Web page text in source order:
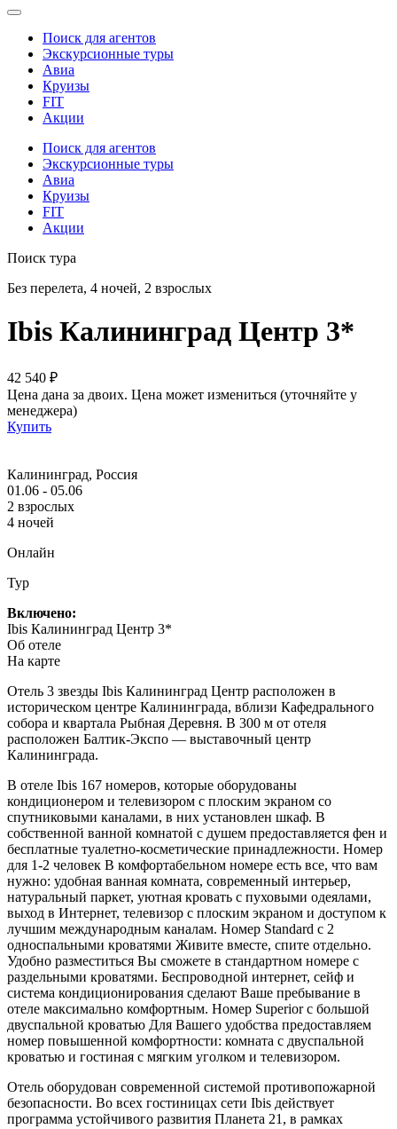
Поиск для агентов
Экскурсионные туры
Авиа
Круизы
FIT
Акции
Поиск для агентов
Экскурсионные туры
Авиа
Круизы
FIT
Акции
Поиск тура
Без перелета, 4 ночей, 2 взрослых
Ibis Калининград Центр 3*
42 540 ₽
Цена дана за двоих. Цена может измениться (уточняйте у
менеджера)
Купить
Калининград, Россия
01.06 - 05.06
2 взрослых
4 ночей
Онлайн
Тур
Включено:
Ibis Калининград Центр 3*
Об отеле
На карте
Отель 3 звезды Ibis Калининград Центр расположен в
историческом центре Калининграда, вблизи Кафедрального
собора и квартала Рыбная Деревня. В 300 м от отеля
расположен Балтик-Экспо — выставочный центр
Калининграда.
В отеле Ibis 167 номеров, которые оборудованы
кондиционером и телевизором с плоским экраном со
спутниковыми каналами, в них установлен шкаф. В
собственной ванной комнатой с душем предоставляется фен и
бесплатные туалетно-косметические принадлежности. Номер
для 1-2 человек В комфортабельном номере есть все, что вам
нужно: удобная ванная комната, современный интерьер,
натуральный паркет, уютная кровать с пуховыми одеялами,
выход в Интернет, телевизор с плоским экраном и доступом к
лучшим международным каналам. Номер Standard с 2
односпальными кроватями Живите вместе, спите отдельно.
Удобно разместиться Вы сможете в стандартном номере с
раздельными кроватями. Беспроводной интернет, сейф и
система кондиционирования сделают Ваше пребывание в
отеле максимально комфортным. Номер Superior с большой
двуспальной кроватью Для Вашего удобства предоставляем
номер повышенной комфортности: комната с двуспальной
кроватью и гостиная с мягким уголком и телевизором.
Отель оборудован современной системой противопожарной
безопасности. Во всех гостиницах сети Ibis действует
программа устойчивого развития Планета 21, в рамках